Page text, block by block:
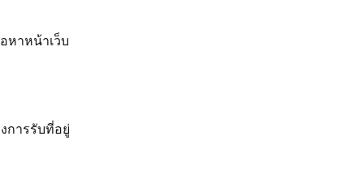
หาหน้าเว็บ
การรับที่อยู่